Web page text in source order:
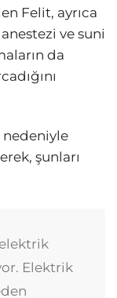
Felit, ayrıca
ve suni
da
nedeniyle
şunları
Elektrik